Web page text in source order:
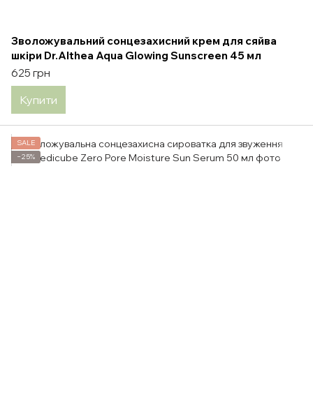
Зволожувальний сонцезахисний крем для сяйва
шкіри Dr.Althea Aqua Glowing Sunscreen 45 мл
625 грн
Купити
SALE
−25%